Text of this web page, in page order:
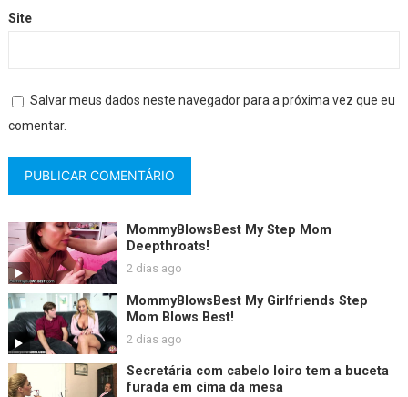
Site
Salvar meus dados neste navegador para a próxima vez que eu
comentar.
MommyBlowsBest My Step Mom
Deepthroats!
2 dias ago
MommyBlowsBest My Girlfriends Step
Mom Blows Best!
2 dias ago
Secretária com cabelo loiro tem a buceta
furada em cima da mesa